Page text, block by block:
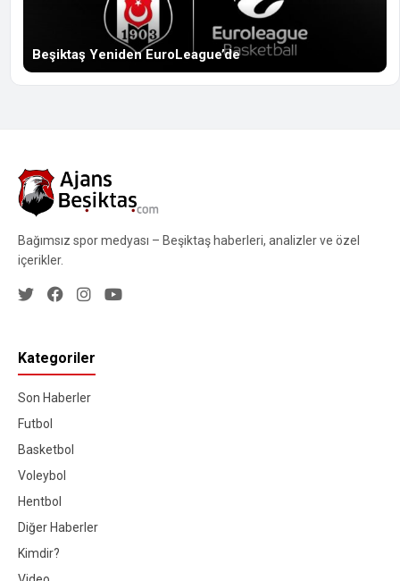
Beşiktaş Yeniden EuroLeague’de
Bağımsız spor medyası – Beşiktaş haberleri, analizler ve özel
içerikler.
Kategoriler
Son Haberler
Futbol
Basketbol
Voleybol
Hentbol
Diğer Haberler
Kimdir?